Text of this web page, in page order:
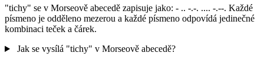
"tichy" se v Morseově abecedě zapisuje jako: - .. -.-. .... -.--. Každé
písmeno je odděleno mezerou a každé písmeno odpovídá jedinečné
kombinaci teček a čárek.
Jak se vysílá "tichy" v Morseově abecedě?